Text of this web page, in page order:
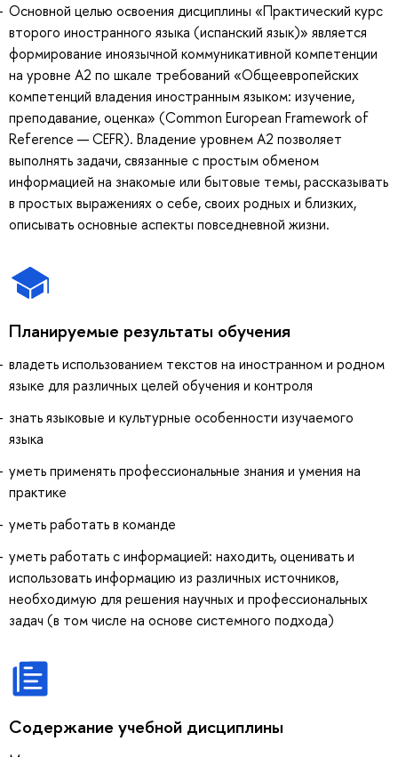
Основной целью освоения дисциплины «Практический курс
второго иностранного языка (испанский язык)» является
формирование иноязычной коммуникативной компетенции
на уровне A2 по шкале требований «Общеевропейских
компетенций владения иностранным языком: изучение,
преподавание, оценка» (Common European Framework of
Reference — CEFR). Владение уровнем А2 позволяет
выполнять задачи, связанные с простым обменом
информацией на знакомые или бытовые темы, рассказывать
в простых выражениях о себе, своих родных и близких,
описывать основные аспекты повседневной жизни.
Планируемые результаты обучения
владеть использованием текстов на иностранном и родном
языке для различных целей обучения и контроля
знать языковые и культурные особенности изучаемого
языка
уметь применять профессиональные знания и умения на
практике
уметь работать в команде
уметь работать с информацией: находить, оценивать и
использовать информацию из различных источников,
необходимую для решения научных и профессиональных
задач (в том числе на основе системного подхода)
Содержание учебной дисциплины